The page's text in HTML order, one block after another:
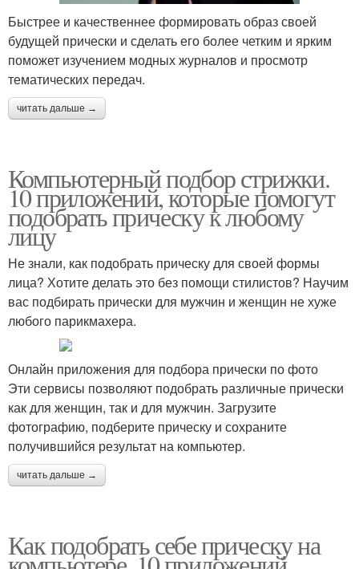
Быстрее и качественнее формировать образ своей
будущей прически и сделать его более четким и ярким
поможет изучением модных журналов и просмотр
тематических передач.
читать дальше →
Компьютерный подбор стрижки.
10 приложений, которые помогут
подобрать прическу к любому
лицу
Не знали, как подобрать прическу для своей формы
лица? Хотите делать это без помощи стилистов? Научим
вас подбирать прически для мужчин и женщин не хуже
любого парикмахера.
Онлайн приложения для подбора прически по фото
Эти сервисы позволяют подобрать различные прически
как для женщин, так и для мужчин. Загрузите
фотографию, подберите прическу и сохраните
получившийся результат на компьютер.
читать дальше →
Как подобрать себе прическу на